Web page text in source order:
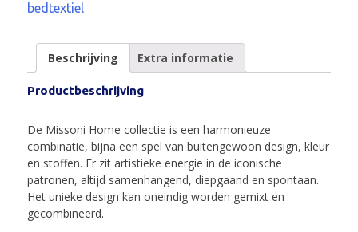
bedtextiel
Beschrijving Extra informatie
Productbeschrijving
De Missoni Home collectie is een harmonieuze
combinatie, bijna een spel van buitengewoon design, kleur
en stoffen. Er zit artistieke energie in de iconische
patronen, altijd samenhangend, diepgaand en spontaan.
Het unieke design kan oneindig worden gemixt en
gecombineerd.